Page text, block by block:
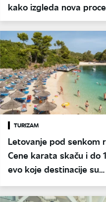
kako izgleda nova
aerodromima za
TURIZAM
Letovanje pod senkom
Cene karata skaču i do
evo koje destinacije su
bezbedne